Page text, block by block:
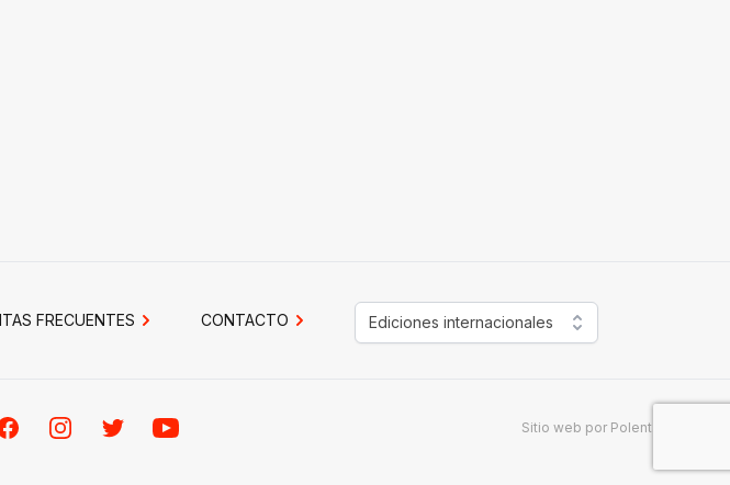
FRECUENTES CONTACTO Ediciones internacionales
InstagramTwitterYoutube Sitio web por Polenta